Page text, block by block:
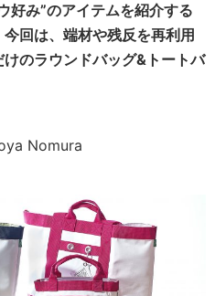
好み”のアイテムを紹介する
回は、端材や残反を再利用
のラウンドバッグ&トートバ
Nomura